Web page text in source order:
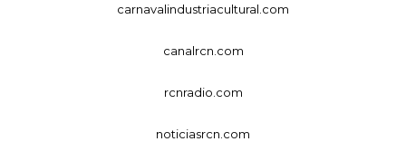
carnavalindustriacultural.com
canalrcn.com
rcnradio.com
noticiasrcn.com